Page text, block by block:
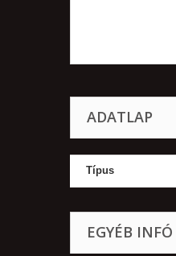
ADATLAP
Típus
EGYÉB INFÓ